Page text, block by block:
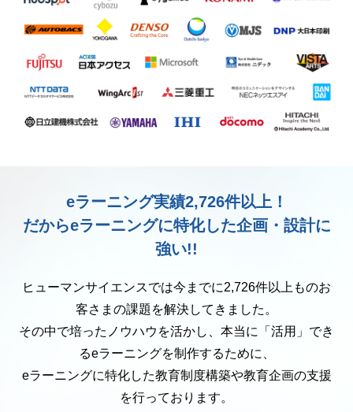
eラーニング実績2,726件以上！
だからeラーニングに特化した企画・設計に
強い!!
ヒューマンサイエンスでは今までに2,726件以上ものお
客さまの課題を解決してきました。
その中で培ったノウハウを活かし、本当に「活用」でき
るeラーニングを制作するために、
eラーニングに特化した教育制度構築や教育企画の支援
を行っております。